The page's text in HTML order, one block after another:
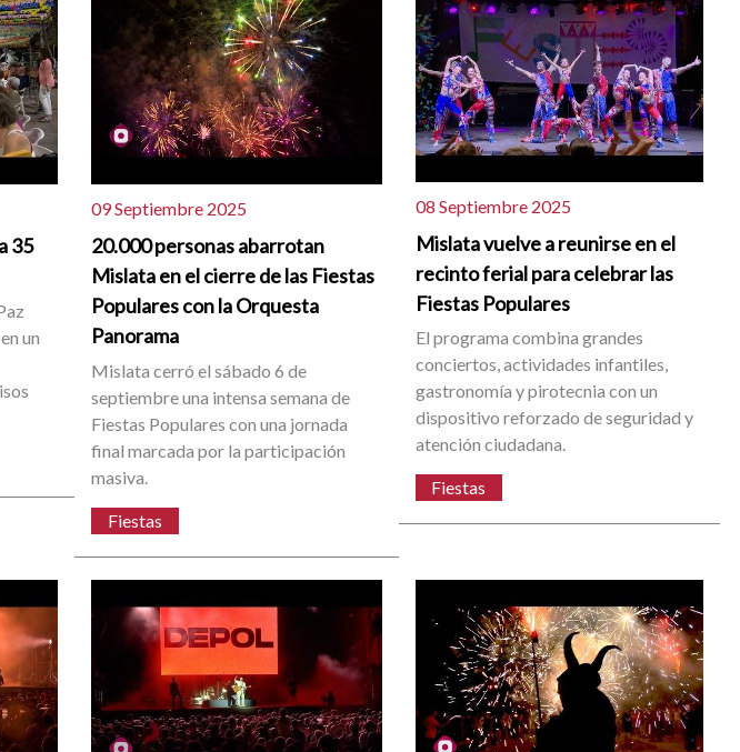
35
un
09 Septiembre 2025
20.000 personas abarrotan
Mislata en el cierre de las Fiestas
Populares con la Orquesta
Panorama
Mislata cerró el sábado 6 de
septiembre una intensa semana de
Fiestas Populares con una jornada
final marcada por la participación
masiva.
Fiestas
08 Septiembre 2025
Mislata vuelve a reunirse en el
recinto ferial para celebrar las
Fiestas Populares
El programa combina grandes
conciertos, actividades infantiles,
gastronomía y pirotecnia con un
dispositivo reforzado de seguridad y
atención ciudadana.
Fiestas